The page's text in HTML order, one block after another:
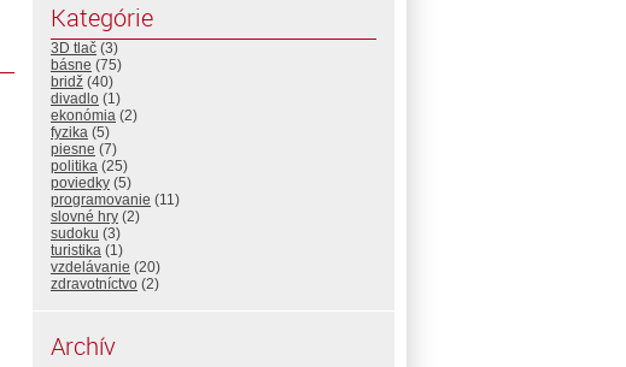
Kategórie
3D tlač (3)
básne (75)
bridž (40)
divadlo (1)
ekonómia (2)
fyzika (5)
piesne (7)
politika (25)
poviedky (5)
programovanie (11)
slovné hry (2)
sudoku (3)
turistika (1)
vzdelávanie (20)
zdravotníctvo (2)
Archív